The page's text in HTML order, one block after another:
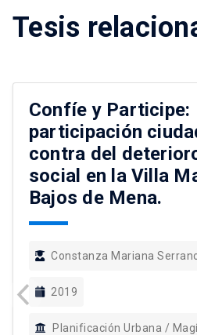
Tesis
Confíe y Participe:
participación
contra del
social en la Villa
Bajos de Mena.
Constanza Mariana
2019
Planificación Urbana /